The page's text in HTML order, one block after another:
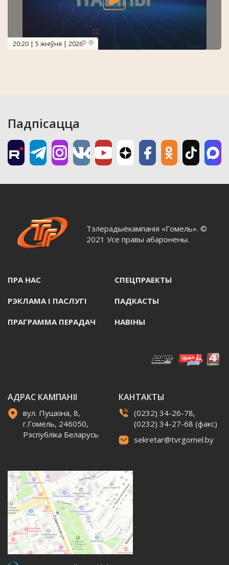
20:20 | 5 жніўня | 2026
Падпісацца
Тэлерадыёкампанія «Гомель». ©
2021 Усе правы абаронены.
ПРА НАС СПЕЦПРАЕКТЫ
РЭКЛАМА I ПАСЛУГI ПАДКАСТЫ
ПРАГРАММА ПЕРАДАЧ НАВIНЫ
АДРАС КАМПАНІІ
вул. Пушкіна, 8,
г.Гомель, 246050,
Рэспубліка Беларусь
КАНТАКТЫ
(0232) 34-26-78,
(0232) 34-27-68 (факс)
sekretar@tvrgomel.by